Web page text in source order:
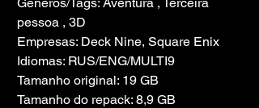
pessoa , 3D
Empresas: Deck Nine, Square Enix
Idiomas: RUS/ENG/MULTI9
Tamanho original: 19 GB
Tamanho do repack: 8,9 GB